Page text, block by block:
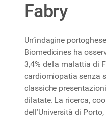
Fabry
Un’indagine
Biomedicines ha
3,4% della malattia di
cardiomiopatia senza
classiche
dilatate. La ricerca,
dell’Università di